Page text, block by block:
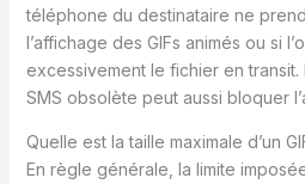
téléphone du destinataire ne
l’affichage des GIFs animés ou si
excessivement le fichier en
SMS obsolète peut aussi bloquer
Quelle est la taille maximale d’un
En règle générale, la limite